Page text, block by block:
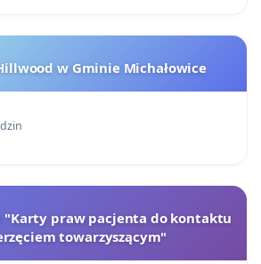
w Gminie Michałowice
"Karty praw pacjenta do kontaktu
towarzyszącym"